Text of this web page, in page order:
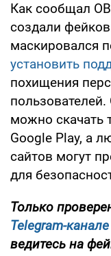
Как сообщал
создали
маскировался
установить
похищения
можно скачать
Google Play, а
сайтов могут
для
Только
Telegram-канале
ведитесь на